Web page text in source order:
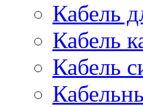
Кабель
Кабель
Кабель